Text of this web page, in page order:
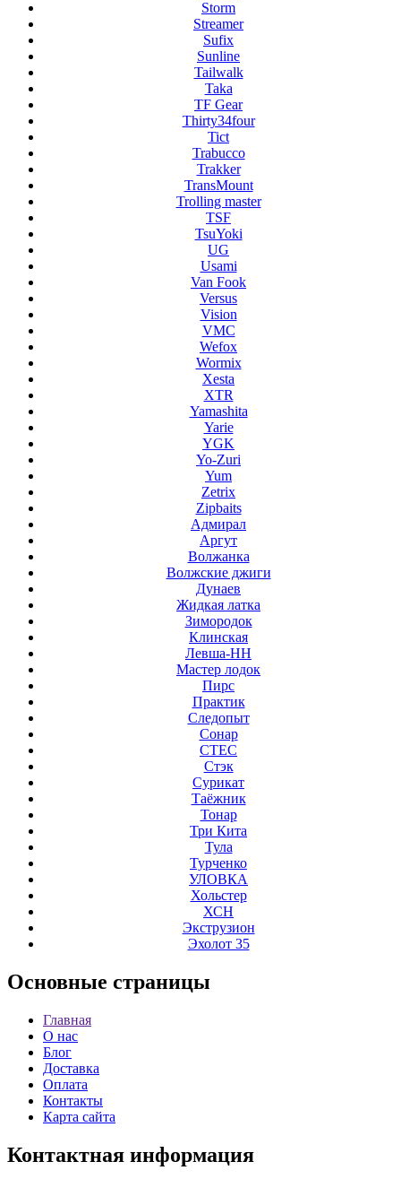
Storm
Streamer
Sufix
Sunline
Tailwalk
Taka
TF Gear
Thirty34four
Tict
Trabucco
Trakker
TransMount
Trolling master
TSF
TsuYoki
UG
Usami
Van Fook
Versus
Vision
VMC
Wefox
Wormix
Xesta
XTR
Yamashita
Yarie
YGK
Yo-Zuri
Yum
Zetrix
Zipbaits
Адмирал
Аргут
Волжанка
Волжские джиги
Дунаев
Жидкая латка
Зимородок
Клинская
Левша-НН
Мастер лодок
Пирс
Практик
Следопыт
Сонар
СТЕС
Стэк
Сурикат
Таёжник
Тонар
Три Кита
Тула
Турченко
УЛОВКА
Хольстер
ХСН
Экструзион
Эхолот 35
Основные страницы
Главная
О нас
Блог
Доставка
Оплата
Контакты
Карта сайта
Контактная информация